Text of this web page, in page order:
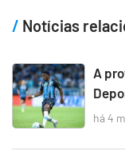
Notícias
A
há 4